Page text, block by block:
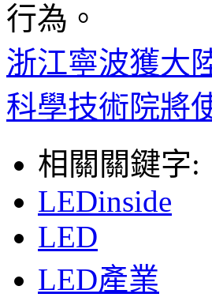
行為。
浙江寧波獲大
科學技術院將
相關關鍵字:
LEDinside
LED
LED產業